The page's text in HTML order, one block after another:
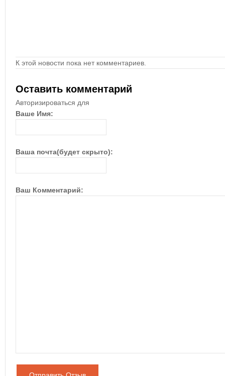
К этой новости пока нет комментариев.
Оставить комментарий
Авторизироваться для
Ваше Имя:
Ваша почта(будет скрыто):
Ваш Комментарий: